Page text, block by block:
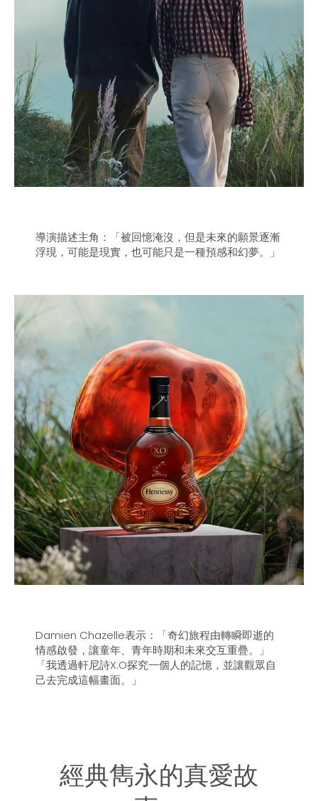
導演描述主角：「被回憶淹沒，但是未來的願景逐漸
浮現，可能是現實，也可能只是一種預感和幻夢。」
Damien Chazelle表示：「奇幻旅程由轉瞬即逝的
情感啟發，讓童年、青年時期和未來交互重疊。」
「我透過軒尼詩X.O探究一個人的記憶，並讓觀眾自
己去完成這幅畫面。」​
經典雋永的真愛故